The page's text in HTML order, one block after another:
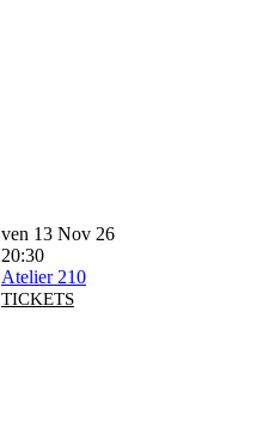
ven 13 Nov 26
20:30
Atelier 210
TICKETS